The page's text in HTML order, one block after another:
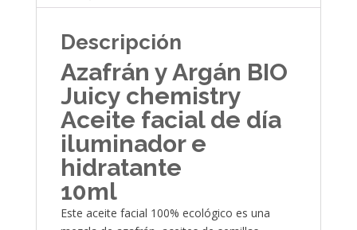
Descripción
Azafrán y Argán BIO
Juicy chemistry
Aceite facial de día
iluminador e
hidratante
10ml
Este aceite facial 100% ecológico es una